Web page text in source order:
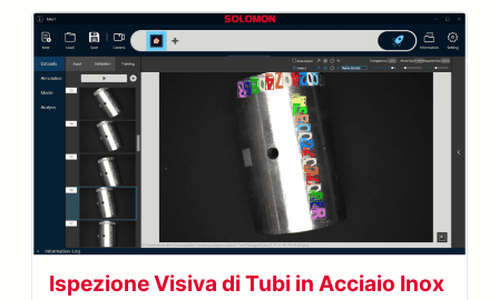
Ispezione Visiva di Tubi in Acciaio Inox